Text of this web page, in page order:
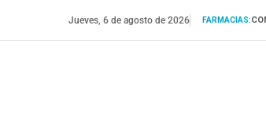
Jueves, 6 de agosto de 2026 FARMACIAS: